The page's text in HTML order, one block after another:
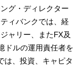
グ・ディレクター
ィバンクでは、経
ャリー、またFX及
ドルの運用責任者を
は、投資、キャピタ